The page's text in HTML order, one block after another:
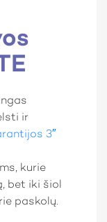
ir
3″
kurie
bet iki šiol
paskolų.